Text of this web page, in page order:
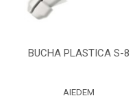
BUCHA PLASTICA S-8
AIEDEM